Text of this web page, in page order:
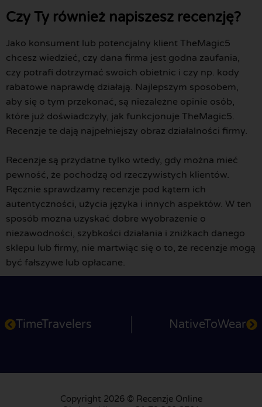
Czy Ty również napiszesz recenzję?
Jako konsument lub potencjalny klient TheMagic5
chcesz wiedzieć, czy dana firma jest godna zaufania,
czy potrafi dotrzymać swoich obietnic i czy np. kody
rabatowe naprawdę działają. Najlepszym sposobem,
aby się o tym przekonać, są niezależne opinie osób,
które już doświadczyły, jak funkcjonuje TheMagic5.
Recenzje te dają najpełniejszy obraz działalności firmy.
Recenzje są przydatne tylko wtedy, gdy można mieć
pewność, że pochodzą od rzeczywistych klientów.
Ręcznie sprawdzamy recenzje pod kątem ich
autentyczności, użycia języka i innych aspektów. W ten
sposób można uzyskać dobre wyobrażenie o
niezawodności, szybkości działania i zniżkach danego
sklepu lub firmy, nie martwiąc się o to, że recenzje mogą
być fałszywe lub opłacane.
TimeTravelers NativeToWear
Copyright 2026 © Recenzje Online